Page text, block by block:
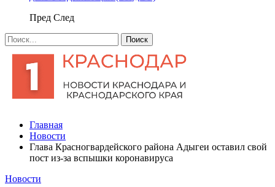
Пред След
Главная
Новости
Глава Красногвардейского района Адыгеи оставил свой
пост из-за вспышки коронавируса
Новости